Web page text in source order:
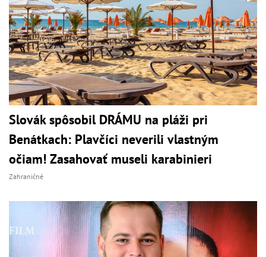
Slovák spôsobil DRÁMU na pláži pri
Benátkach: Plavčíci neverili vlastným
očiam! Zasahovať museli karabinieri
Zahraničné